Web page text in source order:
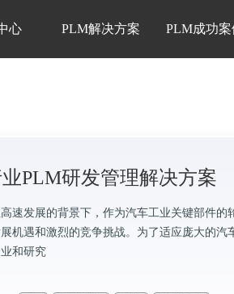
心 PLM解决方案 PLM成功案
PLM研发管理解决方案
速发展的背景下，作为汽车工业关键部件的
机遇和激烈的竞争挑战。为了适应庞大的汽
和研究